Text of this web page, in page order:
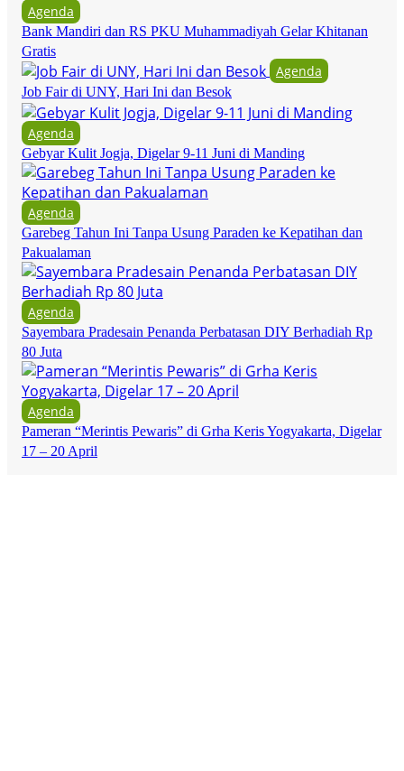
Agenda
Bank Mandiri dan RS PKU Muhammadiyah Gelar Khitanan
Gratis
Agenda
Job Fair di UNY, Hari Ini dan Besok
Agenda
Gebyar Kulit Jogja, Digelar 9-11 Juni di Manding
Agenda
Garebeg Tahun Ini Tanpa Usung Paraden ke Kepatihan dan
Pakualaman
Agenda
Sayembara Pradesain Penanda Perbatasan DIY Berhadiah Rp
80 Juta
Agenda
Pameran “Merintis Pewaris” di Grha Keris Yogyakarta, Digelar
17 – 20 April